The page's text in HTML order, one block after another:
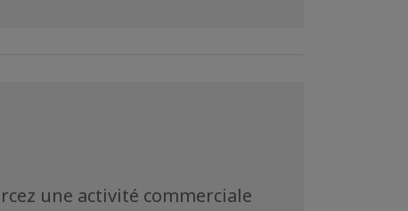
une activité commerciale